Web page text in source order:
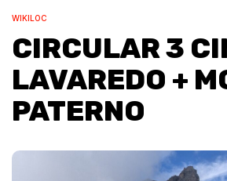
WIKILOC
CIRCULAR 3
LAVAREDO +
PATERNO